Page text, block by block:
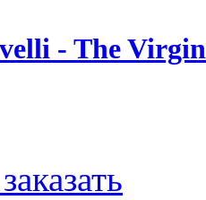
- The